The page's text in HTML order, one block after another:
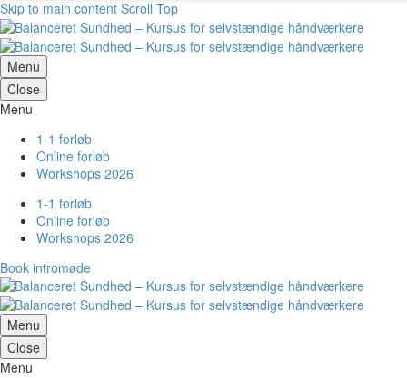
Skip to main content Scroll Top
Menu
Close
Menu
1-1 forløb
Online forløb
Workshops 2026
1-1 forløb
Online forløb
Workshops 2026
Book intromøde
Menu
Close
Menu